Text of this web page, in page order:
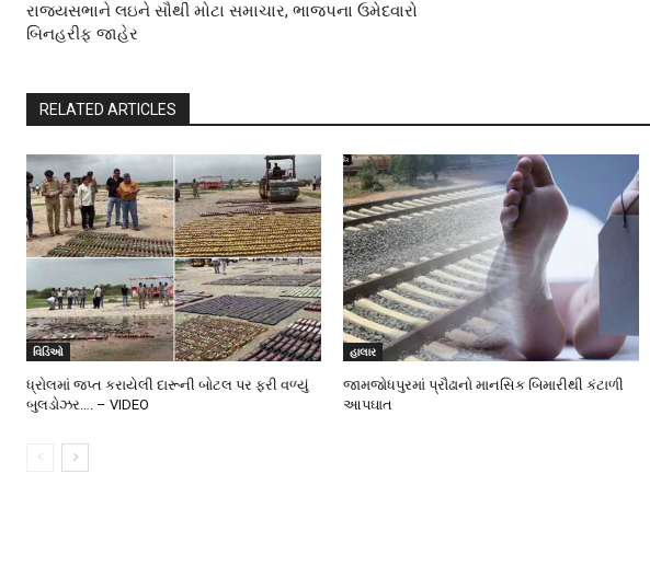
રાજ્યસભાને લઇને સૌથી મોટા સમાચાર, ભાજપના ઉમેદવારો
બિનહરીફ જાહેર
RELATED ARTICLES
વિડિઓ
ધ્રોલમાં જપ્ત કરાયેલી દારૂની બોટલ પર ફરી વળ્યું
બુલડોઝર…. – VIDEO
હાલાર
જામજોધપુરમાં પ્રૌઢાનો માનસિક બિમારીથી કંટાળી
આપઘાત